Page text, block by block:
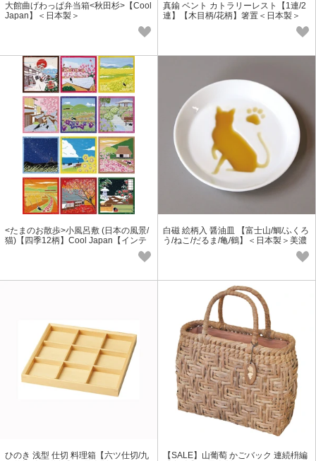
大館曲げわっぱ弁当箱<秋田杉>【Cool
Japan】＜日本製＞
真鍮 ベント カトラリーレスト【1連/2
連】【木目柄/花柄】箸置＜日本製＞
<たまのお散歩>小風呂敷 (日本の風景/
猫)【四季12柄】Cool Japan【インテ
白磁 絵柄入 醤油皿 【富士山/鯛/ふくろ
う/ねこ/だるま/亀/鶴】＜日本製＞美濃
ひのき 浅型 仕切 料理箱【六ツ仕切/九
【SALE】山葡萄 かごバック 連続枡編